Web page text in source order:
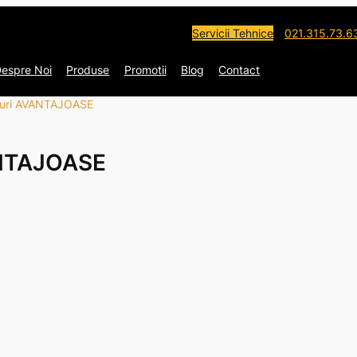
Servicii Tehnice
Noi Produse Promotii Blog Contact
AVANTAJOASE